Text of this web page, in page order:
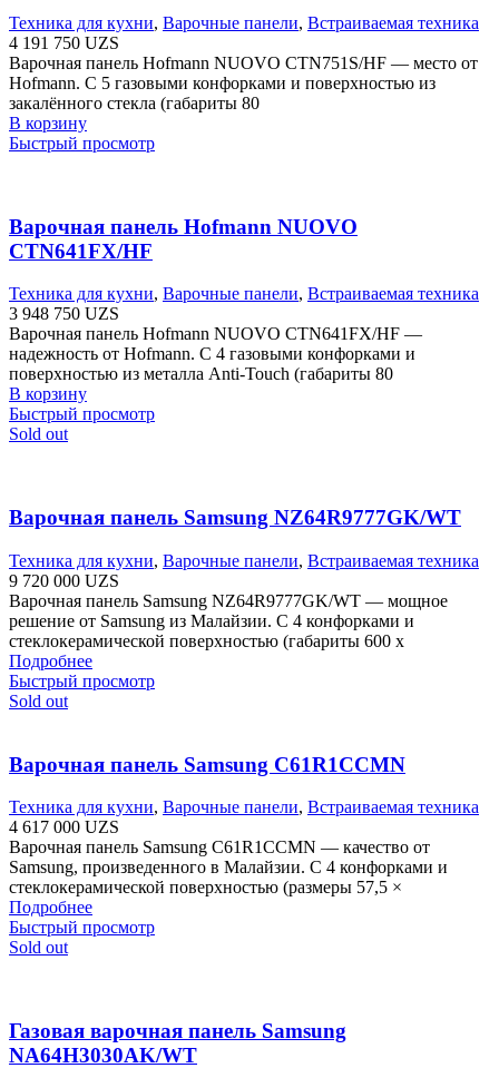
Техника для кухни, Варочные панели, Встраиваемая техника
4 191 750 UZS
Варочная панель Hofmann NUOVO CTN751S/HF — место от
Hofmann. С 5 газовыми конфорками и поверхностью из
закалённого стекла (габариты 80
В корзину
Быстрый просмотр
Варочная панель Hofmann NUOVO
CTN641FX/HF
Техника для кухни, Варочные панели, Встраиваемая техника
3 948 750 UZS
Варочная панель Hofmann NUOVO CTN641FX/HF —
надежность от Hofmann. С 4 газовыми конфорками и
поверхностью из металла Anti-Touch (габариты 80
В корзину
Быстрый просмотр
Sold out
Варочная панель Samsung NZ64R9777GK/WT
Техника для кухни, Варочные панели, Встраиваемая техника
9 720 000 UZS
Варочная панель Samsung NZ64R9777GK/WT — мощное
решение от Samsung из Малайзии. С 4 конфорками и
стеклокерамической поверхностью (габариты 600 х
Подробнее
Быстрый просмотр
Sold out
Варочная панель Samsung C61R1CCMN
Техника для кухни, Варочные панели, Встраиваемая техника
4 617 000 UZS
Варочная панель Samsung C61R1CCMN — качество от
Samsung, произведенного в Малайзии. С 4 конфорками и
стеклокерамической поверхностью (размеры 57,5 ​​×
Подробнее
Быстрый просмотр
Sold out
Газовая варочная панель Samsung
NA64H3030AK/WT